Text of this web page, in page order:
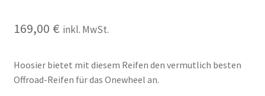
169,00 € inkl. MwSt.
Hoosier bietet mit diesem Reifen den vermutlich besten
Offroad-Reifen für das Onewheel an.